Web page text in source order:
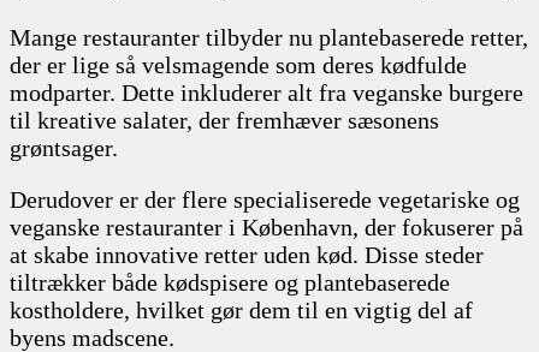
Mange restauranter tilbyder nu plantebaserede retter,
der er lige så velsmagende som deres kødfulde
modparter. Dette inkluderer alt fra veganske burgere
til kreative salater, der fremhæver sæsonens
grøntsager.
Derudover er der flere specialiserede vegetariske og
veganske restauranter i København, der fokuserer på
at skabe innovative retter uden kød. Disse steder
tiltrækker både kødspisere og plantebaserede
kostholdere, hvilket gør dem til en vigtig del af
byens madscene.